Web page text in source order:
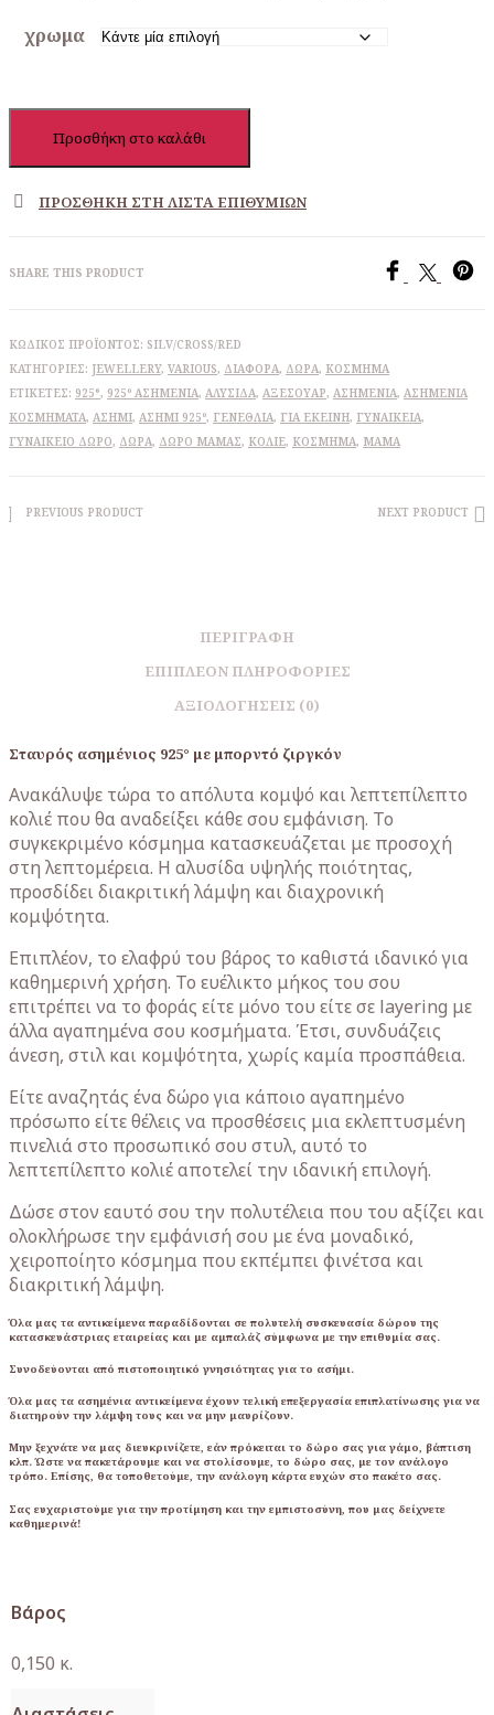
χρωμα
ασημένιος
925°
με
μπορντό
ποσότητα
Προσθήκη στο καλάθι
ΠΡΟΣΘΉΚΗ ΣΤΗ ΛΊΣΤΑ ΕΠΙΘΥΜΙΏΝ
SHARE THIS PRODUCT
ΚΩΔΙΚΌΣ ΠΡΟΪΌΝΤΟΣ: SILV/CROSS/RED
ΚΑΤΗΓΟΡΊΕΣ: JEWELLERY, VARIOUS, ΔΙΆΦΟΡΑ, ΔΩΡΑ, ΚΌΣΜΗΜΑ
ΕΤΙΚΈΤΕΣ: 925°, 925º ΑΣΗΜΈΝΙΑ, ΑΛΥΣΊΔΑ, ΑΞΕΣΟΥΆΡ, ΑΣΗΜΈΝΙΑ, ΑΣΗΜΈΝΙΑ
ΚΟΣΜΉΜΑΤΑ, ΑΣΉΜΙ, ΑΣΉΜΙ 925º, ΓΕΝΈΘΛΙΑ, ΓΙΑ ΕΚΕΊΝΗ, ΓΥΝΑΙΚΕΊΑ,
ΓΥΝΑΙΚΕΊΟ ΔΏΡΟ, ΔΏΡΑ, ΔΏΡΟ ΜΑΜΆΣ, ΚΟΛΙΈ, ΚΌΣΜΗΜΑ, ΜΑΜΆ
PREVIOUS PRODUCT NEXT PRODUCT
ΠΕΡΙΓΡΑΦΉ
ΕΠΙΠΛΈΟΝ ΠΛΗΡΟΦΟΡΊΕΣ
ΑΞΙΟΛΟΓΉΣΕΙΣ (0)
Σταυρός ασημένιος 925° με μπορντό ζιργκόν
Ανακάλυψε τώρα το απόλυτα κομψό και λεπτεπίλεπτο
κολιέ που θα αναδείξει κάθε σου εμφάνιση. Το
συγκεκριμένο κόσμημα κατασκευάζεται με προσοχή
στη λεπτομέρεια. Η αλυσίδα υψηλής ποιότητας,
προσδίδει διακριτική λάμψη και διαχρονική
κομψότητα.
Επιπλέον, το ελαφρύ του βάρος το καθιστά ιδανικό για
καθημερινή χρήση. Το ευέλικτο μήκος του σου
επιτρέπει να το φοράς είτε μόνο του είτε σε layering με
άλλα αγαπημένα σου κοσμήματα. Έτσι, συνδυάζεις
άνεση, στιλ και κομψότητα, χωρίς καμία προσπάθεια.
Είτε αναζητάς ένα δώρο για κάποιο αγαπημένο
πρόσωπο είτε θέλεις να προσθέσεις μια εκλεπτυσμένη
πινελιά στο προσωπικό σου στυλ, αυτό το
λεπτεπίλεπτο κολιέ αποτελεί την ιδανική επιλογή.
Δώσε στον εαυτό σου την πολυτέλεια που του αξίζει και
ολοκλήρωσε την εμφάνισή σου με ένα μοναδικό,
χειροποίητο κόσμημα που εκπέμπει φινέτσα και
διακριτική λάμψη.
Όλα μας τα αντικείμενα παραδίδονται σε πολυτελή συσκευασία δώρου της
κατασκευάστριας εταιρείας και με αμπαλάζ σύμφωνα με την επιθυμία σας.
Συνοδεύονται από πιστοποιητικό γνησιότητας για το ασήμι.
Όλα μας τα ασημένια αντικείμενα έχουν τελική επεξεργασία επιπλατίνωσης για να
διατηρούν την λάμψη τους και να μην μαυρίζουν.
Μην ξεχνάτε να μας διευκρινίζετε, εάν πρόκειται το δώρο σας για γάμο, βάπτιση
κλπ. Ώστε να πακετάρουμε και να στολίσουμε, το δώρο σας, με τον ανάλογο
τρόπο. Επίσης, θα τοποθετούμε, την ανάλογη κάρτα ευχών στο πακέτο σας.
Σας ευχαριστούμε για την προτίμηση και την εμπιστοσύνη, που μας δείχνετε
καθημερινά!
Βάρος
0,150 κ.